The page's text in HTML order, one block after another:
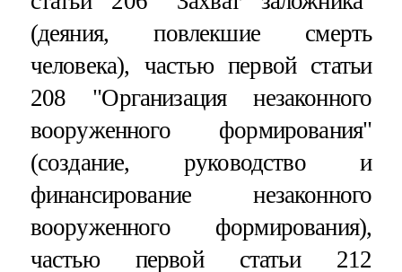
(деяния, повлекшие смерть
человека), частью первой статьи
208 "Организация незаконного
вооруженного формирования"
(создание, руководство и
финансирование незаконного
вооруженного формирования),
частью первой статьи 212